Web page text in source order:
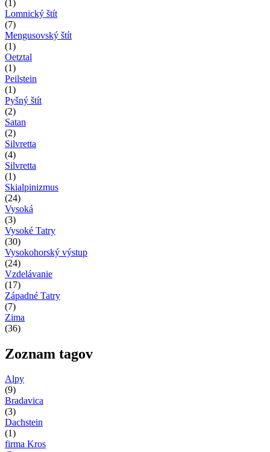
(1)
Lomnický štít
(7)
Mengusovský štít
(1)
Oetztal
(1)
Peilstein
(1)
Pyšný štít
(2)
Satan
(2)
Silvretta
(4)
Silvretta
(1)
Skialpinizmus
(24)
Vysoká
(3)
Vysoké Tatry
(30)
Vysokohorský výstup
(24)
Vzdelávanie
(17)
Západné Tatry
(7)
Zima
(36)
Zoznam tagov
Alpy
(9)
Bradavica
(3)
Dachstein
(1)
firma Kros